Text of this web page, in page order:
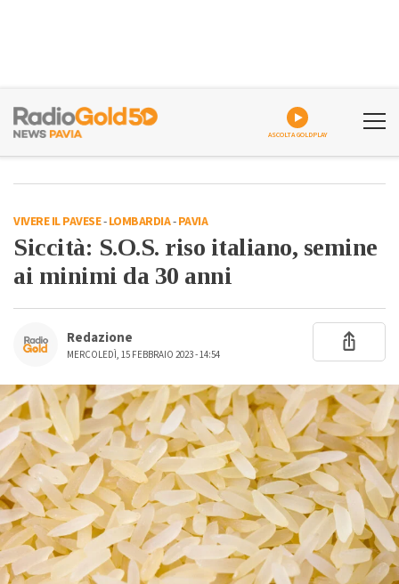
ASCOLTA GOLDPLAY
VIVERE IL PAVESE-LOMBARDIA-PAVIA
Siccità: S.O.S. riso italiano, semine
ai minimi da 30 anni
Redazione
MERCOLEDÌ, 15 FEBBRAIO 2023 - 14:54